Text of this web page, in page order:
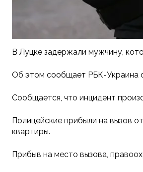
В Луцке задержали мужчину,
Об этом сообщает РБК-Украина
Сообщается, что инцидент
Полицейские прибыли на вызов
квартиры.
Прибыв на место вызова,